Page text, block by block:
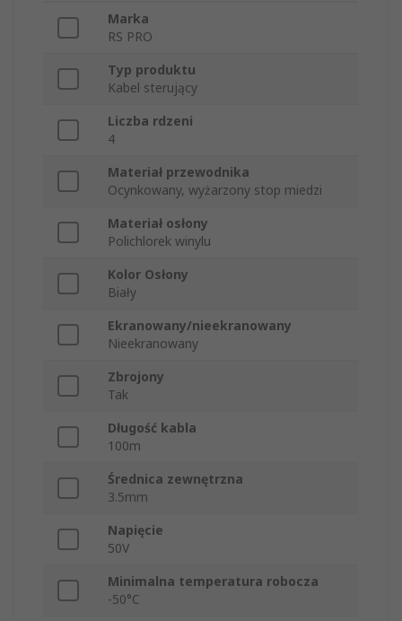
Marka
RS PRO
Typ produktu
Kabel sterujący
Liczba rdzeni
4
Materiał przewodnika
Ocynkowany, wyżarzony stop miedzi
Materiał osłony
Polichlorek winylu
Kolor Osłony
Biały
Ekranowany/nieekranowany
Nieekranowany
Zbrojony
Tak
Długość kabla
100m
Średnica zewnętrzna
3.5mm
Napięcie
50V
Minimalna temperatura robocza
-50°C